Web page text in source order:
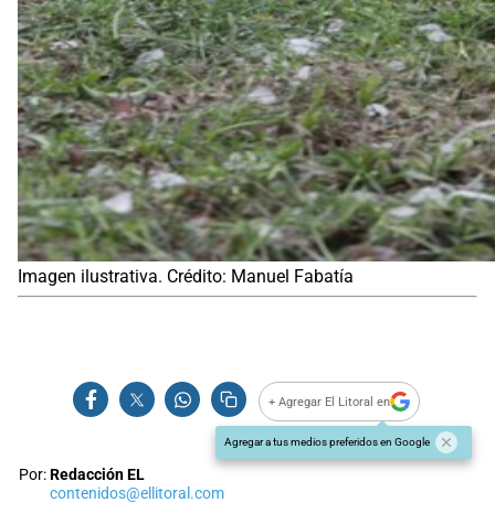
Imagen ilustrativa. Crédito: Manuel Fabatía
+ Agregar El Litoral en
Agregar a tus medios preferidos en Google
Por:Redacción EL
contenidos@ellitoral.com